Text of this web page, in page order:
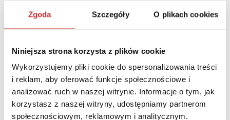
Zgoda Szczegóły O plikach cookies
Niniejsza strona korzysta z plików cookie
Wykorzystujemy pliki cookie do spersonalizowania treści
i reklam, aby oferować funkcje społecznościowe i
analizować ruch w naszej witrynie. Informacje o tym, jak
korzystasz z naszej witryny, udostępniamy partnerom
społecznościowym, reklamowym i analitycznym.
LUMEN 2023: Wielkie przygotowania na odejście od papieru w
komunikacji ze studentem i z obywatelem. Status wdrożenia